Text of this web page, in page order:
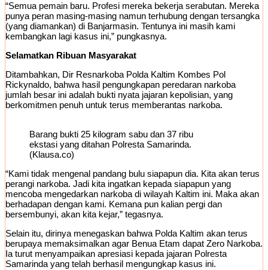
“Semua pemain baru. Profesi mereka bekerja serabutan. Mereka
punya peran masing-masing namun terhubung dengan tersangka
(yang diamankan) di Banjarmasin. Tentunya ini masih kami
kembangkan lagi kasus ini,” pungkasnya.
Selamatkan Ribuan Masyarakat
Ditambahkan, Dir Resnarkoba Polda Kaltim Kombes Pol
Rickynaldo, bahwa hasil pengungkapan peredaran narkoba
jumlah besar ini adalah bukti nyata jajaran kepolisian, yang
berkomitmen penuh untuk terus memberantas narkoba.
Barang bukti 25 kilogram sabu dan 37 ribu
ekstasi yang ditahan Polresta Samarinda.
(Klausa.co)
“Kami tidak mengenal pandang bulu siapapun dia. Kita akan terus
perangi narkoba. Jadi kita ingatkan kepada siapapun yang
mencoba mengedarkan narkoba di wilayah Kaltim ini. Maka akan
berhadapan dengan kami. Kemana pun kalian pergi dan
bersembunyi, akan kita kejar,” tegasnya.
Selain itu, dirinya menegaskan bahwa Polda Kaltim akan terus
berupaya memaksimalkan agar Benua Etam dapat Zero Narkoba.
Ia turut menyampaikan apresiasi kepada jajaran Polresta
Samarinda yang telah berhasil mengungkap kasus ini.